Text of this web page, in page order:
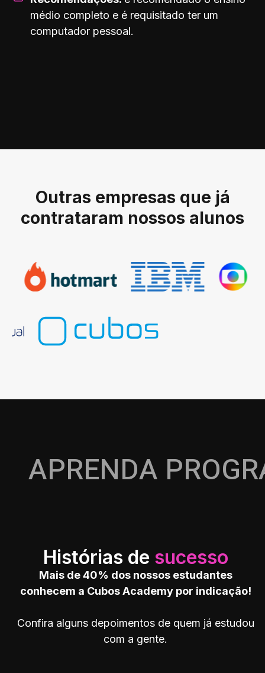
médio completo e é requisitado ter um
computador pessoal.
Outras empresas que já
contrataram nossos alunos
APRENDA
Histórias de sucesso
Mais de 40% dos nossos estudantes
conhecem a Cubos Academy por indicação!
Confira alguns depoimentos de quem já estudou
com a gente.